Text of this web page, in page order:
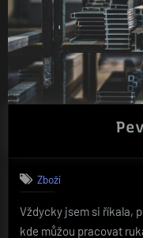
Zboží
Vždycky jsem si říkala,
kde můžou pracovat